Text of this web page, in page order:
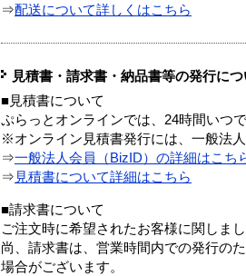
⇒配送について詳しくはこちら
見積書・請求書・納品書等の発行につ
■見積書について
ぷらっとオンラインでは、24時間いつ
※オンライン見積書発行には、一般法
⇒一般法人会員（BizID）の詳細はこち
⇒ 見積書について詳細はこちら
■請求書について
ご注文時に希望されたお客様に関しま
尚、請求書は、営業時間内での発行の
場合がございます。